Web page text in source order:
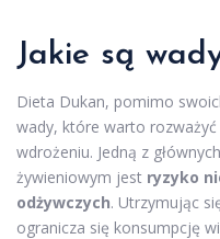
Jakie są
Dieta Dukan, pomimo
wady, które warto
wdrożeniu. Jedną z
żywieniowym jest ryzyko
odżywczych. Utrzymując
ogranicza się konsumpcję